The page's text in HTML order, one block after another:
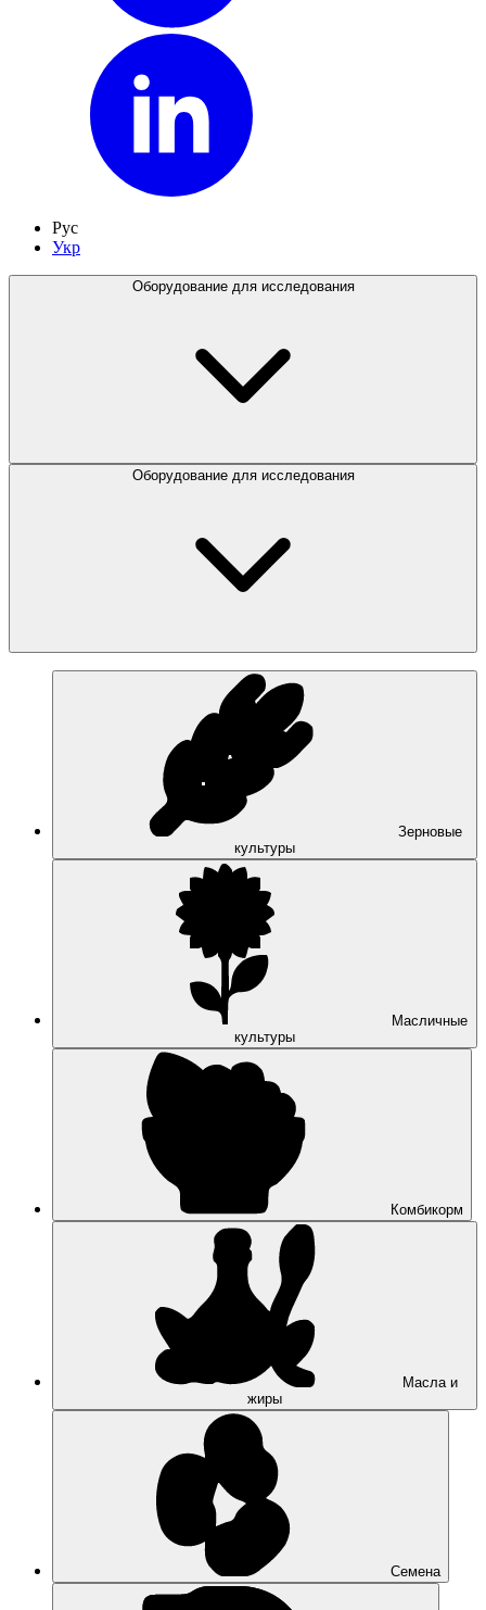
Рус
Укр
Оборудование для исследования
Оборудование для исследования
Зерновые
культуры
Масличные
культуры
Комбикорм
Масла и
жиры
Семена